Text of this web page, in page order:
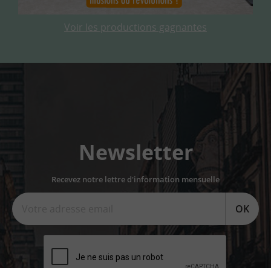
Voir les productions gagnantes
Newsletter
Recevez notre lettre d'information mensuelle
OK